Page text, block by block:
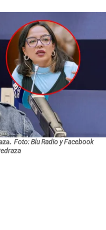
Foto: Blu Radio y Facebook